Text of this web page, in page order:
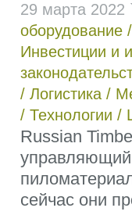
29 марта
оборудование /
Инвестиции и
/ Логистика /
/ Технологии /
Russian
сейчас они